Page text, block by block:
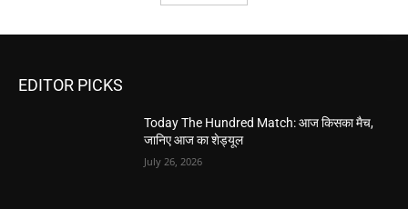
EDITOR PICKS
Today The Hundred Match: आज किसका मैच,
जानिए आज का शेड्यूल
July 26, 2026